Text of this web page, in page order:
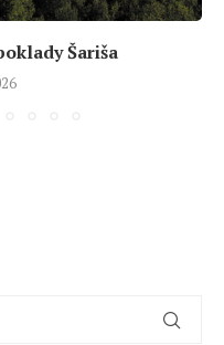
Šariša